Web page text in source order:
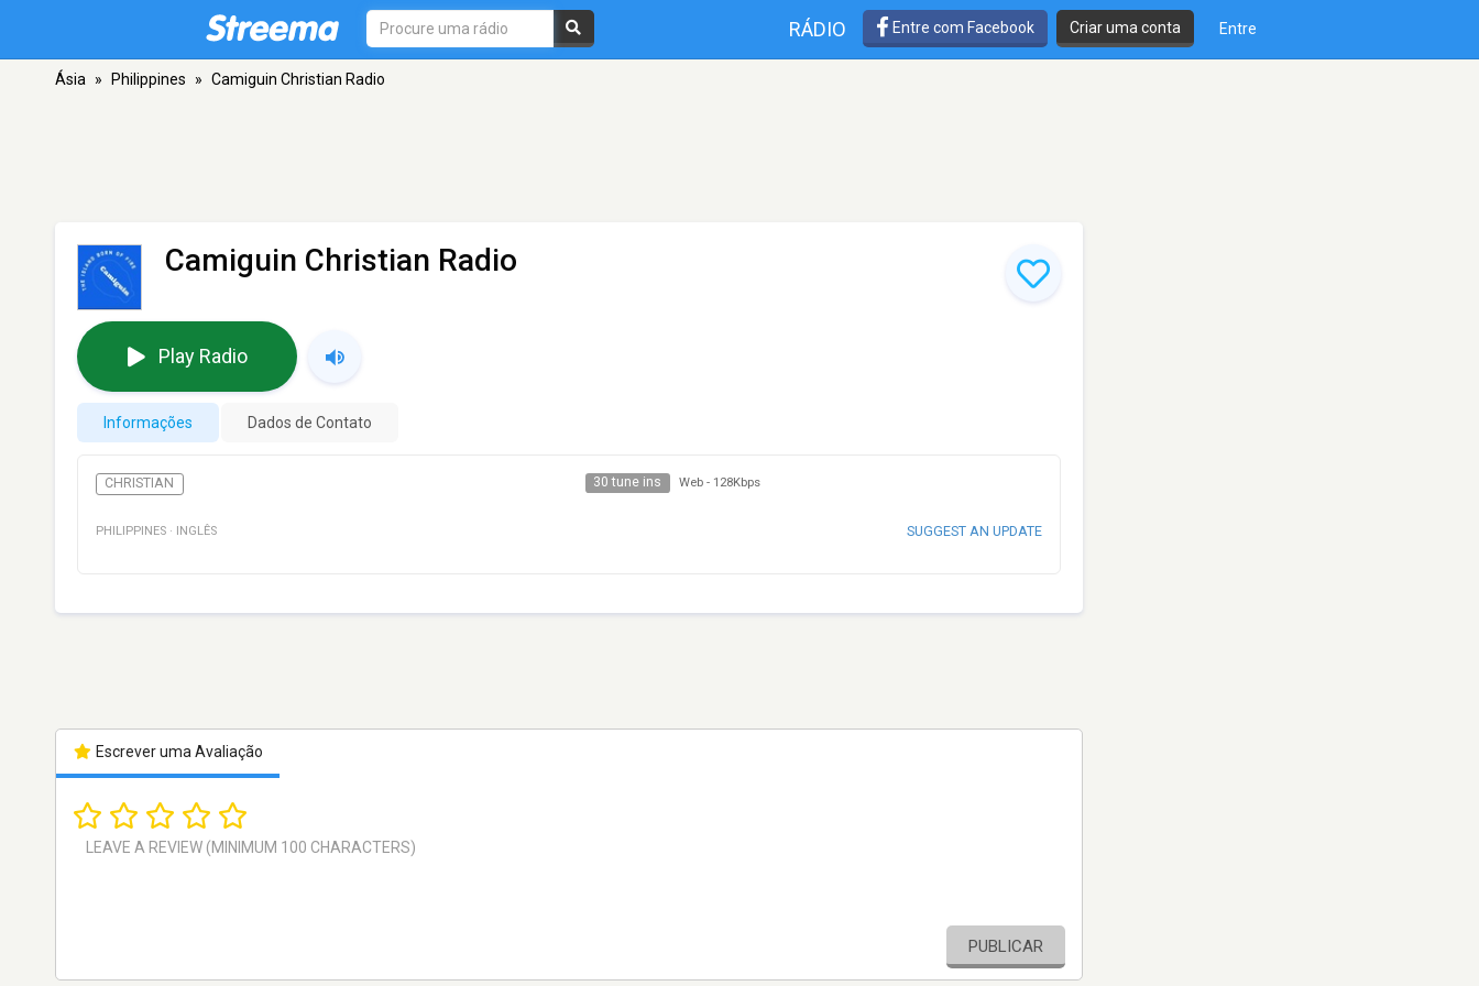
RÁDIO Entre com Facebook Criar uma conta Entre
Ásia » Philippines » Camiguin Christian Radio
Camiguin Christian Radio
Play Radio
Informações Dados de Contato
CHRISTIAN 30 tune ins Web - 128Kbps
PHILIPPINES · INGLÊS SUGGEST AN UPDATE
Escrever uma Avaliação
PUBLICAR